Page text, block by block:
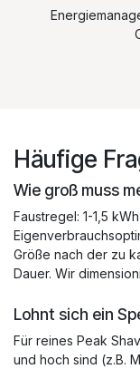
Häufige
Wie groß muss
Faustregel: 1-1,5
Größe nach der zu
Dauer. Wir
Lohnt sich ein
Für reines Peak
und hoch sind (z.B.